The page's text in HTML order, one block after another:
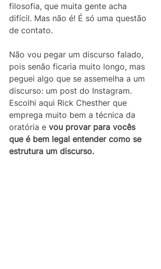
filosofia, que muita gente acha
difícil. Mas não é! É só uma questão
de contato.
Não vou pegar um discurso falado,
pois senão ficaria muito longo, mas
peguei algo que se assemelha a um
discurso: um post do Instagram.
Escolhi aqui Rick Chesther que
emprega muito bem a técnica da
oratória e vou provar para vocês
que é bem legal entender como se
estrutura um discurso.